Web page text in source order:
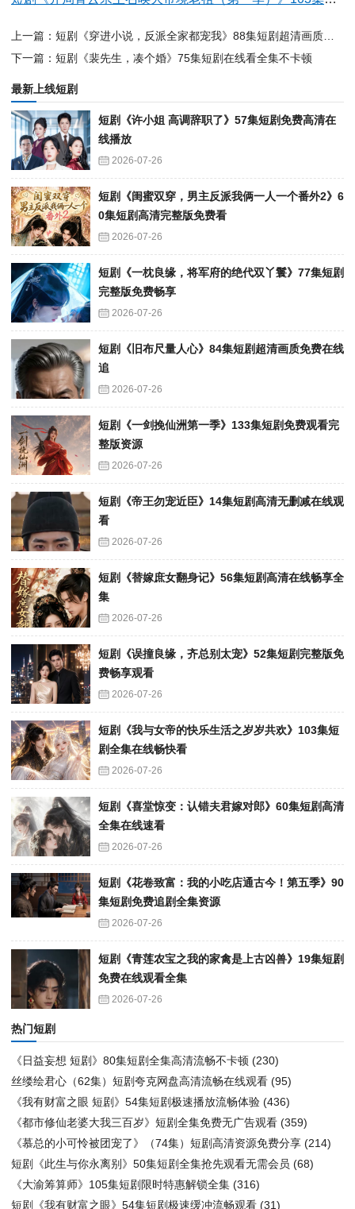
下一篇：短剧《裴先生，凑个婚》75集短剧在线看全集不卡顿
最新上线短剧
短剧《许小姐 高调辞职了》57集短剧免费高清在
线播放
2026-07-26
短剧《闺蜜双穿，男主反派我俩一人一个番外2》6
0集短剧高清完整版免费看
2026-07-26
短剧《一枕良缘，将军府的绝代双丫鬟》77集短剧
完整版免费畅享
2026-07-26
短剧《旧布尺量人心》84集短剧超清画质免费在线
追
2026-07-26
短剧《一剑挽仙洲第一季》133集短剧免费观看完
整版资源
2026-07-26
短剧《帝王勿宠近臣》14集短剧高清无删减在线观
看
2026-07-26
短剧《替嫁庶女翻身记》56集短剧高清在线畅享全
集
2026-07-26
短剧《误撞良缘，齐总别太宠》52集短剧完整版免
费畅享观看
2026-07-26
短剧《我与女帝的快乐生活之岁岁共欢》103集短
剧全集在线畅快看
2026-07-26
短剧《喜堂惊变：认错夫君嫁对郎》60集短剧高清
全集在线速看
2026-07-26
短剧《花卷致富：我的小吃店通古今！第五季》90
集短剧免费追剧全集资源
2026-07-26
短剧《青莲农宝之我的家禽是上古凶兽》19集短剧
免费在线观看全集
2026-07-26
热门短剧
《日益妄想 短剧》80集短剧全集高清流畅不卡顿 (230)
丝缕绘君心（62集）短剧夸克网盘高清流畅在线观看 (95)
《我有财富之眼 短剧》54集短剧极速播放流畅体验 (436)
《都市修仙老婆大我三百岁》短剧全集免费无广告观看 (359)
《慕总的小可怜被团宠了》（74集）短剧高清资源免费分享 (214)
短剧《此生与你永离别》50集短剧全集抢先观看无需会员 (68)
《大渝筹算师》105集短剧限时特惠解锁全集 (316)
短剧《我有财富之眼》54集短剧极速缓冲流畅观看 (31)